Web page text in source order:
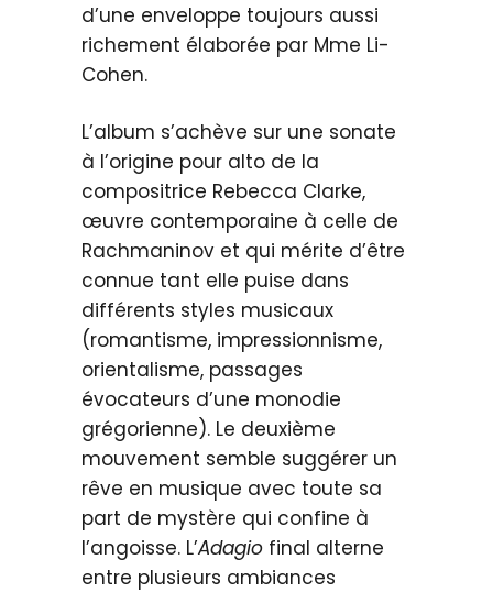
d’une enveloppe toujours aussi
richement élaborée par Mme Li-
Cohen.
L’album s’achève sur une sonate
à l’origine pour alto de la
compositrice Rebecca Clarke,
œuvre contemporaine à celle de
Rachmaninov et qui mérite d’être
connue tant elle puise dans
différents styles musicaux
(romantisme, impressionnisme,
orientalisme, passages
évocateurs d’une monodie
grégorienne). Le deuxième
mouvement semble suggérer un
rêve en musique avec toute sa
part de mystère qui confine à
l’angoisse. L’Adagio final alterne
entre plusieurs ambiances